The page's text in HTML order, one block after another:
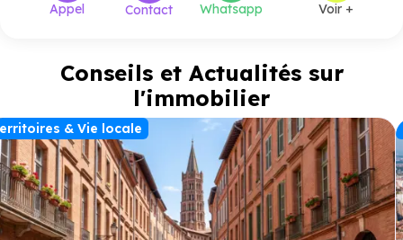
Appel Contact Whatsapp Voir +
Conseils et Actualités sur
l'immobilier
& Vie locale